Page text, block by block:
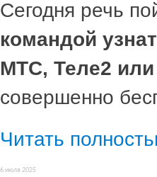
Сегодня речь
командой
МТС, Теле2 или
совершенно
Читать
6 июля 2025